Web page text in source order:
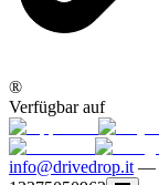
®
Verfügbar auf
info@drivedrop.it —